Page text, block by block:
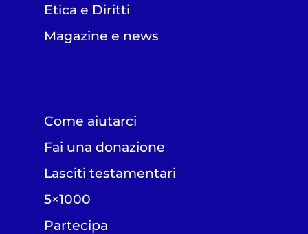
Etica e Diritti
Magazine e news
Come aiutarci
Fai una donazione
Lasciti testamentari
5×1000
Partecipa